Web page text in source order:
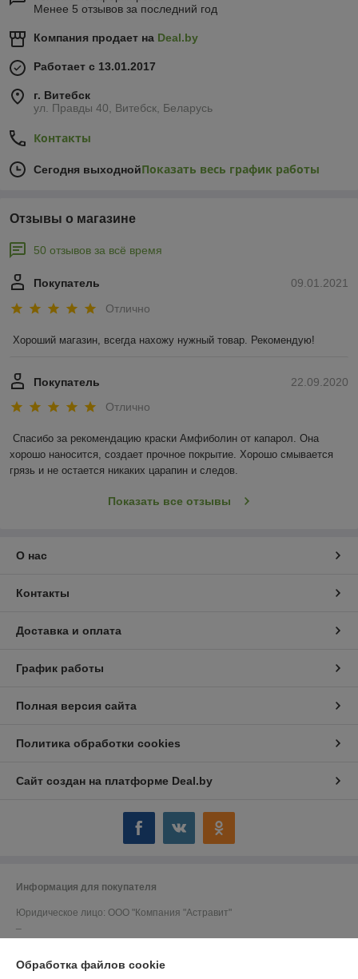
Менее 5 отзывов за последний год
Компания продает на Deal.by
Работает с 13.01.2017
г. Витебск
ул. Правды 40, Витебск, Беларусь
Контакты
Сегодня выходнойПоказать весь график работы
Отзывы о магазине
50 отзывов за всё время
09.01.2021
Покупатель
Отлично
Хороший магазин, всегда нахожу нужный товар. Рекомендую!
22.09.2020
Покупатель
Отлично
Спасибо за рекомендацию краски Амфиболин от капарол. Она
хорошо наносится, создает прочное покрытие. Хорошо смывается
грязь и не остается никаких царапин и следов.
Показать все отзывы
О нас
Контакты
Доставка и оплата
График работы
Полная версия сайта
Политика обработки cookies
Сайт создан на платформе Deal.by
Информация для покупателя
Юридическое лицо: ООО "Компания "Астравит"
Обработка файлов cookie